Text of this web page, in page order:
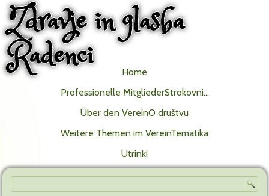
Zdravje in glasba
Radenci
Home
Professionelle MitgliederStrokovni…
Über den VereinO društvu
Weitere Themen im VereinTematika
Utrinki